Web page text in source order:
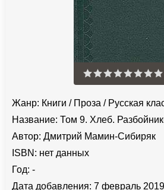
Жанр: Книги / Проза / Русская
Название: Том 9. Хлеб.
Автор: Дмитрий Мамин-Сибиряк
ISBN: нет данных
Год: -
Дата добавления: 7 февраль 2019